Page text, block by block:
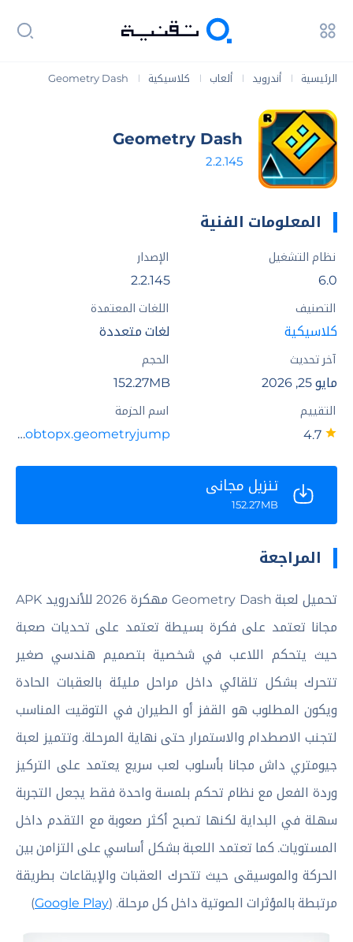
الرئيسية | أندرويد | ألعاب | كلاسيكية |
Geometry Dash
Geometry Dash
2.2.145
المعلومات الفنية
نظام التشغيل
6.0
الإصدار
2.2.145
التصنيف
كلاسيكية
اللغات المعتمدة
لغات متعددة
آخر تحديث
مايو 25, 2026
الحجم
152.27MB
التقييم اسم الحزمة
com.robtopx.geometryjump
تنزيل مجاني
152.27MB
المراجعة
تحميل لعبة Geometry Dash مهكرة 2026 للأندرويد APK
مجانا تعتمد على فكرة بسيطة تعتمد على تحديات صعبة
حيث يتحكم اللاعب في شخصية بتصميم هندسي صغير
تتحرك بشكل تلقائي داخل مراحل مليئة بالعقبات الحادة
ويكون المطلوب هو القفز أو الطيران في التوقيت المناسب
لتجنب الاصطدام والاستمرار حتى نهاية المرحلة. وتتميز لعبة
جيومتري داش مجانا بأسلوب لعب سريع يعتمد على التركيز
وردة الفعل مع نظام تحكم بلمسة واحدة فقط يجعل التجربة
سهلة في البداية لكنها تصبح أكثر صعوبة مع التقدم داخل
المستويات. كما تعتمد اللعبة بشكل أساسي على التزامن بين
الحركة والموسيقى حيث تتحرك العقبات والإيقاعات بطريقة
مرتبطة بالمؤثرات الصوتية داخل كل مرحلة. (Google Play
)